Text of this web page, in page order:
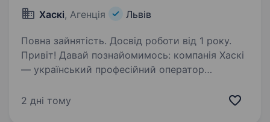
Хаскі, Агенція Львів
Повна зайнятість. Досвід роботи від 1 року.
Привіт! Давай познайомимось: компанія Хаскі
— український професійний оператор
року, ми надаємо свої послуги по всій Україні.
2 дні тому